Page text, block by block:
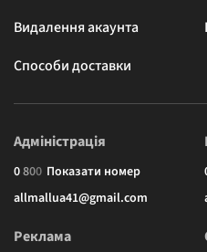
Видалення акаунта
Способи доставки
Адміністрація
0800 Показати номер
allmallua41@gmail.com
Реклама